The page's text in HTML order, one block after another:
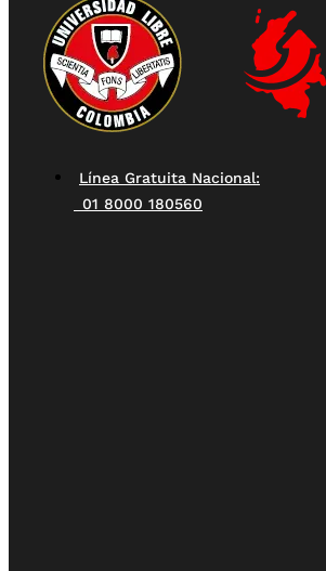
Línea Gratuita Nacional:
01 8000 180560